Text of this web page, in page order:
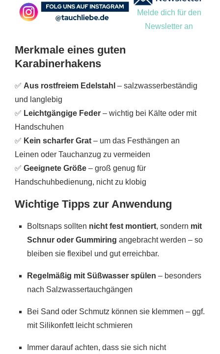
Melde dich für den
Newsletter an
Merkmale eines guten
Karabinerhakens
✅ Aus rostfreiem Edelstahl – salzwasserbeständig
und langlebig
✅ Leichtgängige Feder – wichtig bei Kälte oder mit
Handschuhen
✅ Kein scharfer Grat – um das Festhängen an
Leinen oder Tauchanzug zu vermeiden
✅ Geeignete Größe – groß genug für
Handschuhbedienung, nicht zu klobig
Wichtige Tipps zur Anwendung
Boltsnaps sollten nicht fest montiert, sondern mit
Schnur oder Gummiring angebracht werden – so
bleiben sie flexibel und gut erreichbar.
Regelmäßig mit Süßwasser spülen – besonders
nach Salzwassertauchgängen
Bei Sand oder Schmutz können sie klemmen – ggf.
mit Silikonfett leicht schmieren
Immer darauf achten, dass sie sich nicht